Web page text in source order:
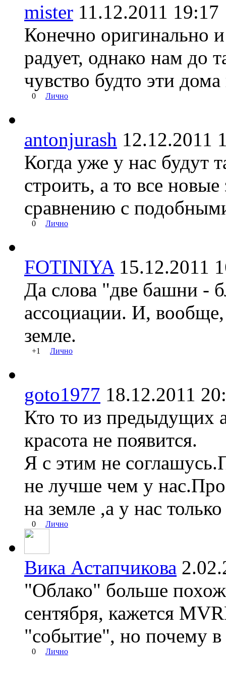
mister 11.12.2011
Конечно оригинально
радует, однако нам до
чувство будто эти
0 Лично
antonjurash
Когда уже у нас будут
строить, а то все
сравнению с
0 Лично
FOTINIYA
Да слова "две башни -
ассоциации. И,
земле.
+1 Лично
goto1977 18.12.2011
Кто то из предыдущих
красота не появится.
Я с этим не
не лучше чем у
на земле ,а у нас
0 Лично
Вика Астапчикова
"Облако" больше
сентября, кажется
"событие", но почему в
0 Лично